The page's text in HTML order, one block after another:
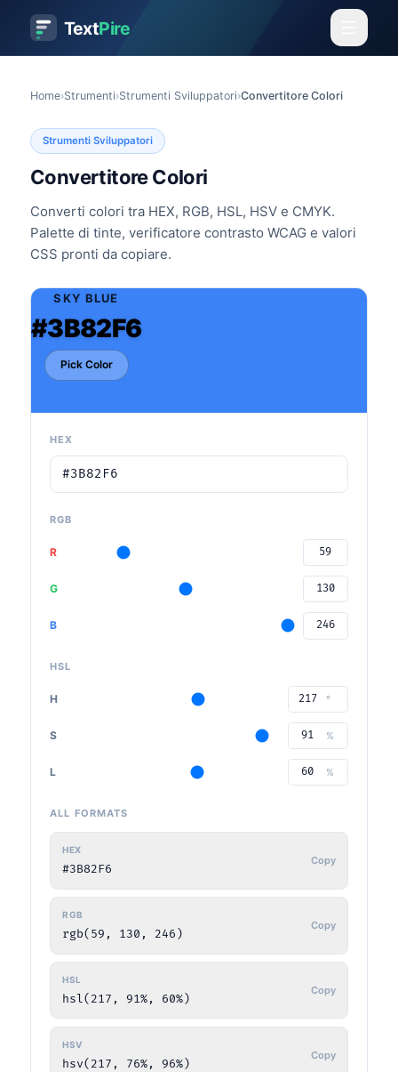
TextPire
Home›Strumenti›Strumenti Sviluppatori›Convertitore Colori
Strumenti Sviluppatori
Convertitore Colori
Converti colori tra HEX, RGB, HSL, HSV e CMYK.
Palette di tinte, verificatore contrasto WCAG e valori
CSS pronti da copiare.
SKY BLUE
#3B82F6
Pick Color
HEX
RGB
R
G
B
HSL
H °
S %
L %
ALL FORMATS
HEX
#3B82F6
Copy
RGB
rgb(59, 130, 246)
Copy
HSL
hsl(217, 91%, 60%)
Copy
HSV
hsv(217, 76%, 96%)
Copy